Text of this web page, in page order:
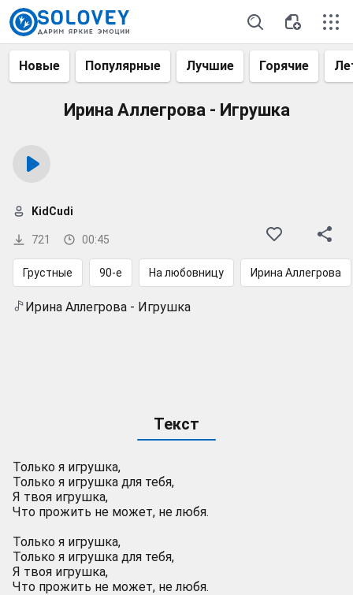
Новые Популярные Лучшие Горячие
Ирина Аллегрова - Игрушка
721 00:45
KidCudi
Грустные 90-е На любовницу Ирина Аллегрова
Ирина Аллегрова - Игрушка
Текст
Только я игрушка,
Только я игрушка для тебя,
Я твоя игрушка,
Что прожить не может, не любя.
Только я игрушка,
Только я игрушка для тебя,
Я твоя игрушка,
Что прожить не может, не любя.